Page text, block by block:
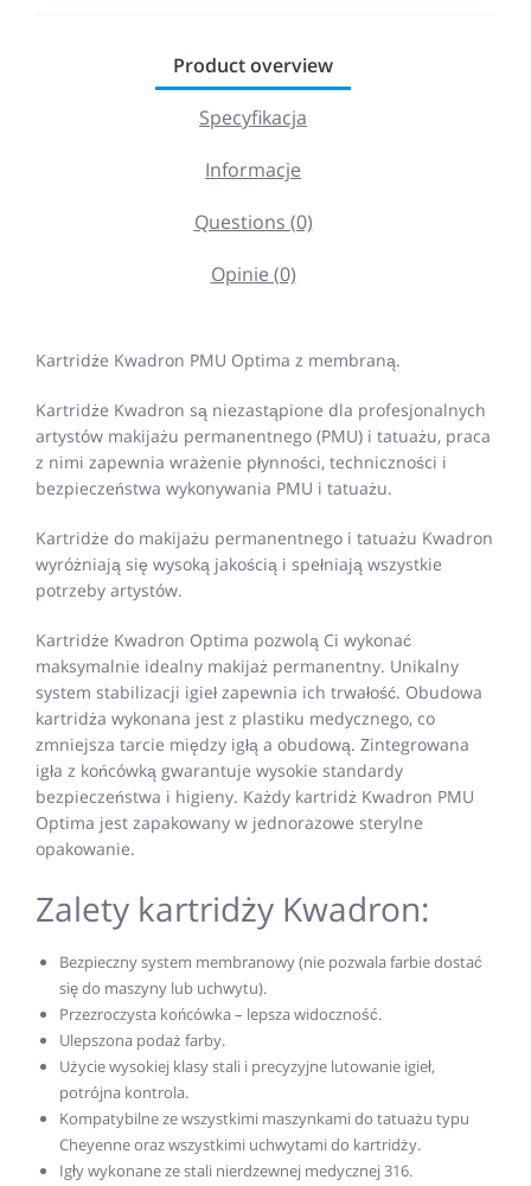
Product overview
Specyfikacja
Informacje
Questions (0)
Opinie (0)
Kartridże Kwadron PMU Optima z membraną.
Kartridże Kwadron są niezastąpione dla profesjonalnych
artystów makijażu permanentnego (PMU) i tatuażu, praca
z nimi zapewnia wrażenie płynności, techniczności i
bezpieczeństwa wykonywania PMU i tatuażu.
Kartridże do makijażu permanentnego i tatuażu Kwadron
wyróżniają się wysoką jakością i spełniają wszystkie
potrzeby artystów.
Kartridże Kwadron Optima pozwolą Ci wykonać
maksymalnie idealny makijaż permanentny. Unikalny
system stabilizacji igieł zapewnia ich trwałość. Obudowa
kartridża wykonana jest z plastiku medycznego, co
zmniejsza tarcie między igłą a obudową. Zintegrowana
igła z końcówką gwarantuje wysokie standardy
bezpieczeństwa i higieny. Każdy kartridż Kwadron PMU
Optima jest zapakowany w jednorazowe sterylne
opakowanie.
Zalety kartridży Kwadron:
Bezpieczny system membranowy (nie pozwala farbie dostać
się do maszyny lub uchwytu).
Przezroczysta końcówka – lepsza widoczność.
Ulepszona podaż farby.
Użycie wysokiej klasy stali i precyzyjne lutowanie igieł,
potrójna kontrola.
Kompatybilne ze wszystkimi maszynkami do tatuażu typu
Cheyenne oraz wszystkimi uchwytami do kartridży.
Igły wykonane ze stali nierdzewnej medycznej 316.